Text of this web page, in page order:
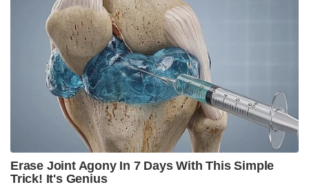
Erase Joint Agony In 7 Days With This Simple
Trick! It's Genius